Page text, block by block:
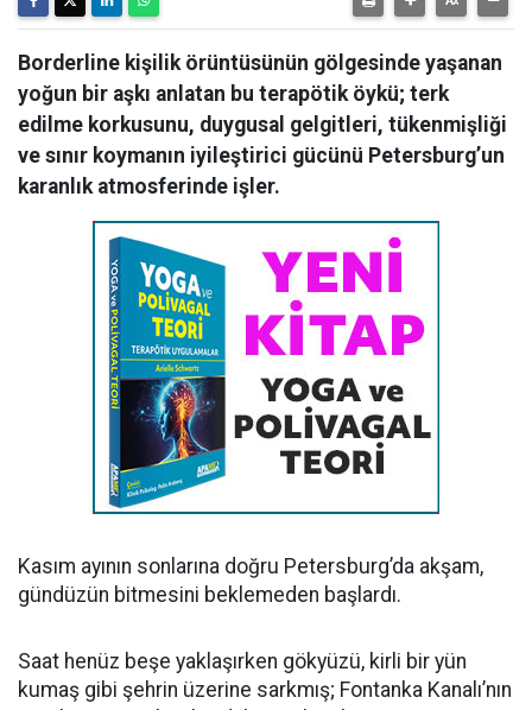
Borderline kişilik örüntüsünün gölgesinde yaşanan
yoğun bir aşkı anlatan bu terapötik öykü; terk
edilme korkusunu, duygusal gelgitleri, tükenmişliği
ve sınır koymanın iyileştirici gücünü Petersburg’un
karanlık atmosferinde işler.
Kasım ayının sonlarına doğru Petersburg’da akşam,
gündüzün bitmesini beklemeden başlardı.
Saat henüz beşe yaklaşırken gökyüzü, kirli bir yün
kumaş gibi şehrin üzerine sarkmış; Fontanka Kanalı’nın